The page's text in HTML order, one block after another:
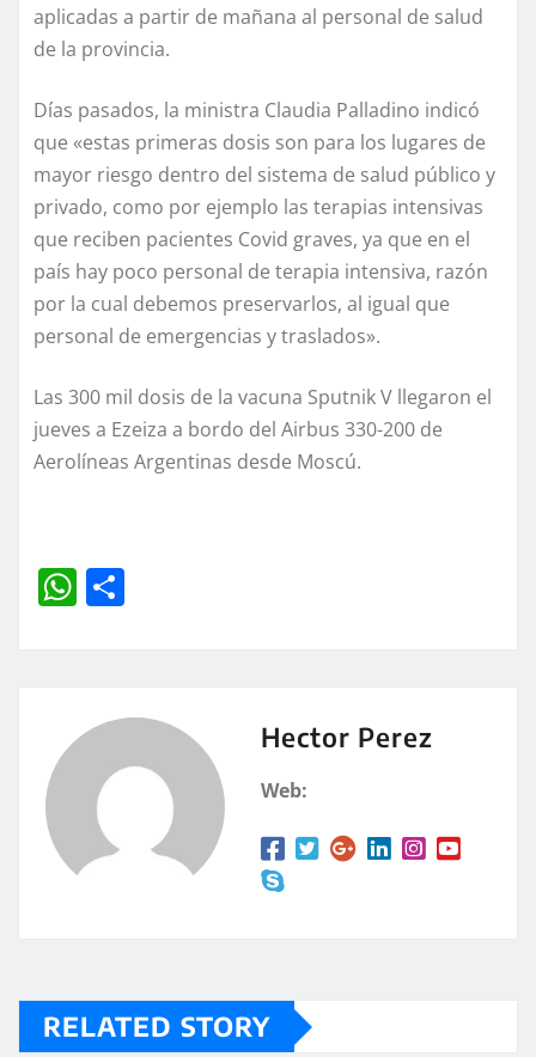
aplicadas a partir de mañana al personal de salud
de la provincia.
Días pasados, la ministra Claudia Palladino indicó
que «estas primeras dosis son para los lugares de
mayor riesgo dentro del sistema de salud público y
privado, como por ejemplo las terapias intensivas
que reciben pacientes Covid graves, ya que en el
país hay poco personal de terapia intensiva, razón
por la cual debemos preservarlos, al igual que
personal de emergencias y traslados».
Las 300 mil dosis de la vacuna Sputnik V llegaron el
jueves a Ezeiza a bordo del Airbus 330-200 de
Aerolíneas Argentinas desde Moscú.
W
A
p
rt
Hector Perez
Web:
RELATED STORY